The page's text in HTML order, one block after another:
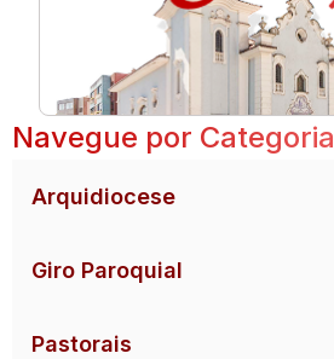
Navegue por Categoria
Arquidiocese
Giro Paroquial
Pastorais